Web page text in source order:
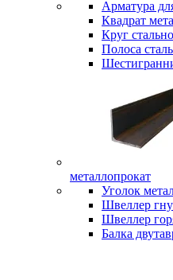
Арматура
Квадрат
Круг
Полоса
металлопрокат
Уголок
Швеллер
Швеллер
Балка